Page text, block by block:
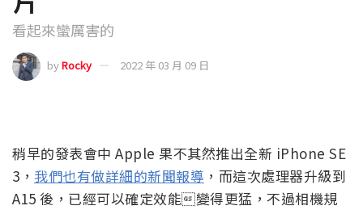
看起來蠻厲害的
byRocky 2022 年 03 月 09 日
稍早的發表會中 Apple 果不其然推出全新 iPhone SE
3， 我們也有做詳細的新聞報導 ，而這次處理器升級到
A15 後，已經可以確定效能變得更猛，不過相機規